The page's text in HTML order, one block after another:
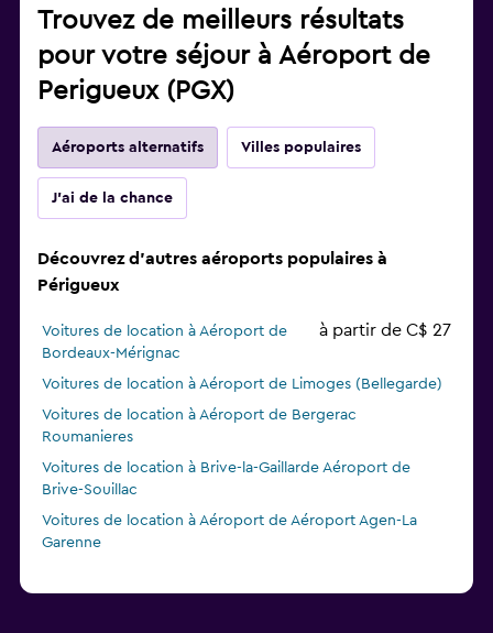
Trouvez de meilleurs résultats
pour votre séjour à Aéroport de
Perigueux (PGX)
Aéroports alternatifs Villes populaires
J'ai de la chance
Découvrez d'autres aéroports populaires à
Périgueux
Voitures de location à Aéroport de
Bordeaux-Mérignac
à partir de C$ 27
Voitures de location à Aéroport de Limoges (Bellegarde)
Voitures de location à Aéroport de Bergerac
Roumanieres
Voitures de location à Brive-la-Gaillarde Aéroport de
Brive-Souillac
Voitures de location à Aéroport de Aéroport Agen-La
Garenne